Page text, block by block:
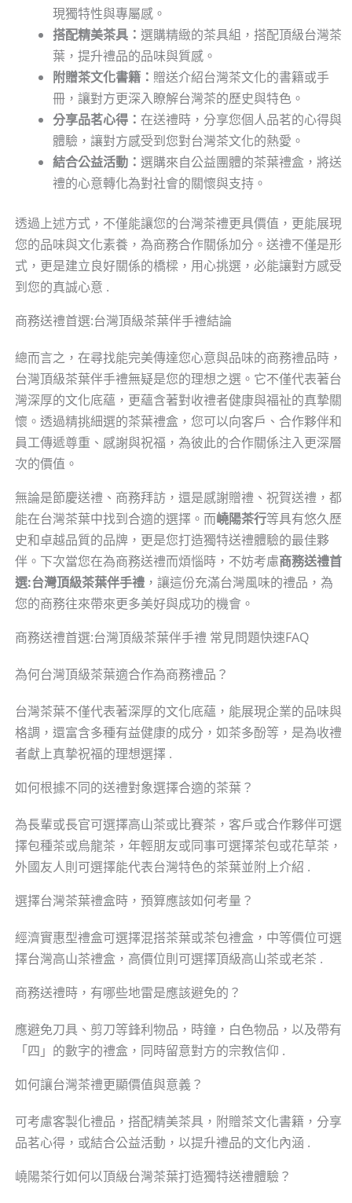
現獨特性與專屬感。
搭配精美茶具： 選購精緻的茶具組，搭配頂級台灣茶
葉，提升禮品的品味與質感。
附贈茶文化書籍： 贈送介紹台灣茶文化的書籍或手
冊，讓對方更深入瞭解台灣茶的歷史與特色。
分享品茗心得： 在送禮時，分享您個人品茗的心得與
體驗，讓對方感受到您對台灣茶文化的熱愛。
結合公益活動： 選購來自公益團體的茶葉禮盒，將送
禮的心意轉化為對社會的關懷與支持。
透過上述方式，不僅能讓您的台灣茶禮更具價值，更能展現
您的品味與文化素養，為商務合作關係加分。送禮不僅是形
式，更是建立良好關係的橋樑，用心挑選，必能讓對方感受
到您的真誠心意 .
商務送禮首選:台灣頂級茶葉伴手禮結論
總而言之，在尋找能完美傳達您心意與品味的商務禮品時，
台灣頂級茶葉伴手禮無疑是您的理想之選。它不僅代表著台
灣深厚的文化底蘊，更蘊含著對收禮者健康與福祉的真摯關
懷。透過精挑細選的茶葉禮盒，您可以向客戶、合作夥伴和
員工傳遞尊重、感謝與祝福，為彼此的合作關係注入更深層
次的價值。
無論是節慶送禮、商務拜訪，還是感謝贈禮、祝賀送禮，都
能在台灣茶葉中找到合適的選擇。而嶢陽茶行等具有悠久歷
史和卓越品質的品牌，更是您打造獨特送禮體驗的最佳夥
伴。下次當您在為商務送禮而煩惱時，不妨考慮商務送禮首
選:台灣頂級茶葉伴手禮，讓這份充滿台灣風味的禮品，為
您的商務往來帶來更多美好與成功的機會。
商務送禮首選:台灣頂級茶葉伴手禮 常見問題快速FAQ
為何台灣頂級茶葉適合作為商務禮品？
台灣茶葉不僅代表著深厚的文化底蘊，能展現企業的品味與
格調，還富含多種有益健康的成分，如茶多酚等，是為收禮
者獻上真摯祝福的理想選擇 .
如何根據不同的送禮對象選擇合適的茶葉？
為長輩或長官可選擇高山茶或比賽茶，客戶或合作夥伴可選
擇包種茶或烏龍茶，年輕朋友或同事可選擇茶包或花草茶，
外國友人則可選擇能代表台灣特色的茶葉並附上介紹 .
選擇台灣茶葉禮盒時，預算應該如何考量？
經濟實惠型禮盒可選擇混搭茶葉或茶包禮盒，中等價位可選
擇台灣高山茶禮盒，高價位則可選擇頂級高山茶或老茶 .
商務送禮時，有哪些地雷是應該避免的？
應避免刀具、剪刀等鋒利物品，時鐘，白色物品，以及帶有
「四」的數字的禮盒，同時留意對方的宗教信仰 .
如何讓台灣茶禮更顯價值與意義？
可考慮客製化禮品，搭配精美茶具，附贈茶文化書籍，分享
品茗心得，或結合公益活動，以提升禮品的文化內涵 .
嶢陽茶行如何以頂級台灣茶葉打造獨特送禮體驗？